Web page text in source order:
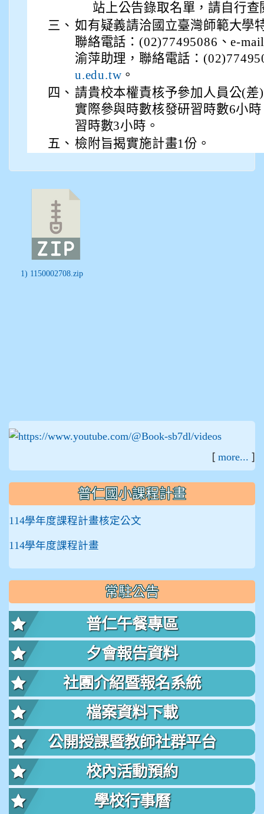
站上公告錄取名單，請自行查
三、 如有疑義請洽國立臺灣師範大學
聯絡電話：(02)77495086、e-
渝萍助理，聯絡電話：
u.edu.tw 。
四、 請貴校本權責核予參加人員公(
實際參與時數核發研習時數6小
習時數3小時。
五、 檢附旨揭實施計畫1份。
1) 1150002708.zip
[ more... ]
普仁國小課程計畫
114學年度課程計畫核定公文
114學年度課程計畫
常駐公告
普仁午餐專區
夕會報告資料
社團介紹暨報名系統
檔案資料下載
公開授課暨教師社群平台
校內活動預約
學校行事曆